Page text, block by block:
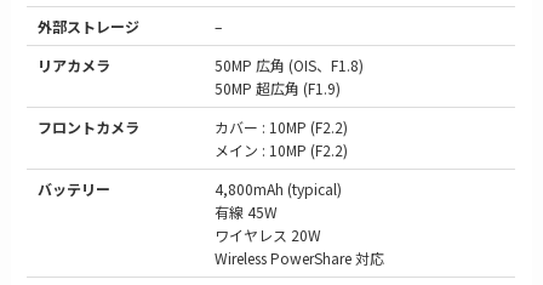
外部ストレージ
–
リアカメラ
50MP 広角 (OIS、F1.8)
50MP 超広角 (F1.9)
フロントカメラ
カバー : 10MP (F2.2)
メイン : 10MP (F2.2)
バッテリー
4,800mAh (typical)
有線 45W
ワイヤレス 20W
Wireless PowerShare 対応